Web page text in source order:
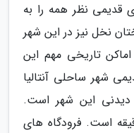
قدیمی نظر همه را به
نخل نیز در این شهر
تاریخی مهم این
شهر ساحلی آنتالیا
این شهر است.
این شهر تا استانبول، 45 دقیقه است. فرودگاه های